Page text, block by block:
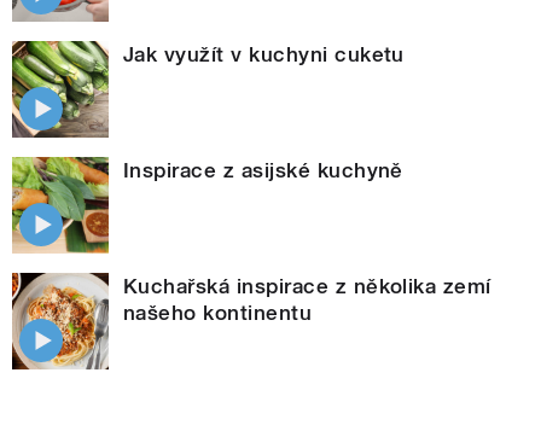
Jak využít v kuchyni cuketu
Inspirace z asijské kuchyně
Kuchařská inspirace z několika zemí
našeho kontinentu